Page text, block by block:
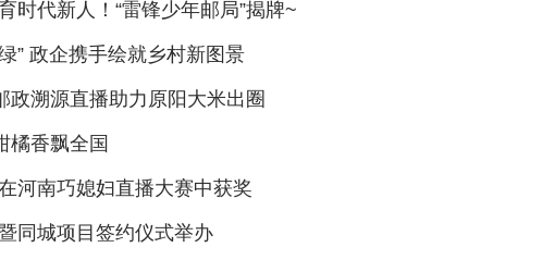
时代新人！“雷锋少年邮局”揭牌~
” 政企携手绘就乡村新图景
政溯源直播助力原阳大米出圈
橘香飘全国
河南巧媳妇直播大赛中获奖
同城项目签约仪式举办